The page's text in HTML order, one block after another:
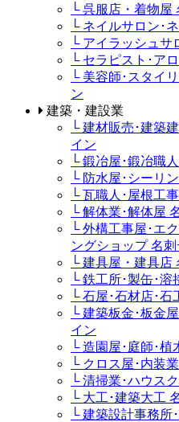
└ 呉服店・着物屋
└ ネイルサロン･
└ アイラッシュサ
└ セラピスト･ア
└ 美容師･スタイ
ン
建築・建設業
└ 建材販売･建築
イン
└ 鍛冶屋･鍛冶職
└ 防水屋･シーリ
└ 瓦職人･屋根工
└ 解体業･解体屋
└ 外構工事屋･エ
ングショップ 名
└ 建具屋・建具店
└ 鉄工所･製缶･溶
└ 石屋･石材店･石
└ 建築板金･板金
イン
└ 造園屋･庭師･植
└ クロス屋･内装
└ 清掃業･ハウス
└ 大工･建築大工
└ 建築設計事務所